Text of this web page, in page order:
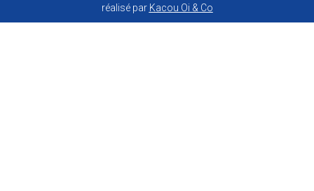
réalisé par Kacou Oi & Co